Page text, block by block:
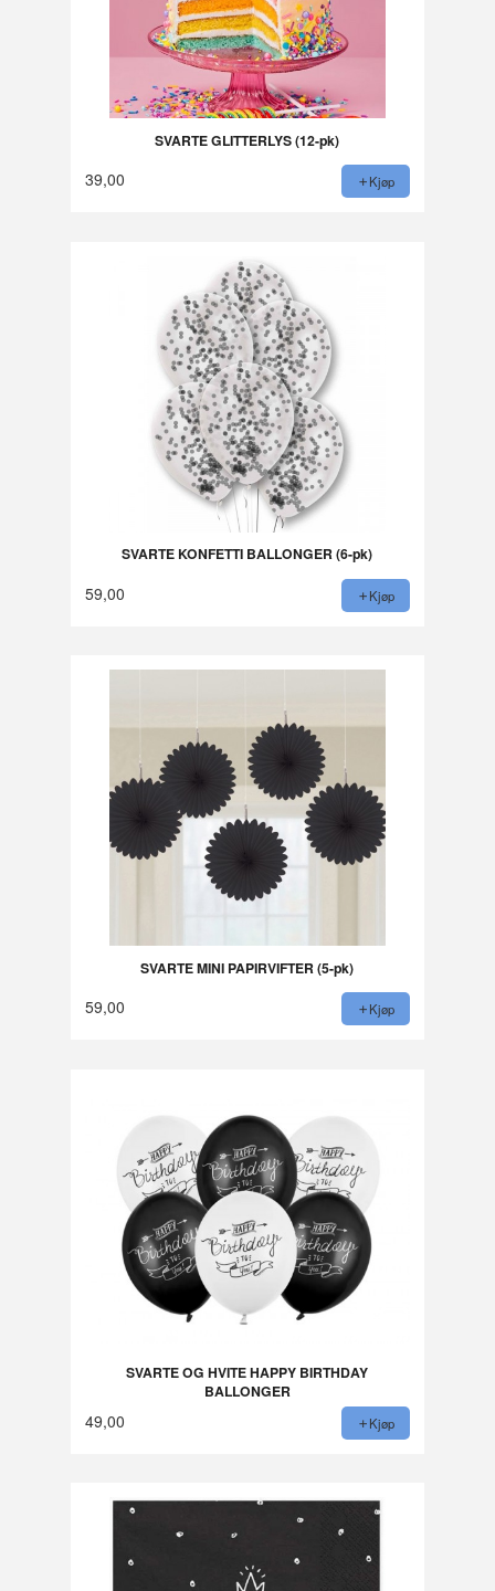
SVARTE GLITTERLYS (12-pk)
39,00 Kjøp
SVARTE KONFETTI BALLONGER (6-pk)
59,00 Kjøp
SVARTE MINI PAPIRVIFTER (5-pk)
59,00 Kjøp
SVARTE OG HVITE HAPPY BIRTHDAY
BALLONGER
49,00 Kjøp